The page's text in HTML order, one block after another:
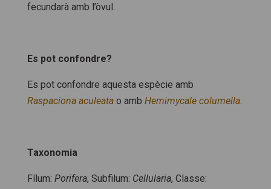
fecundarà amb l’òvul.
Es pot confondre?
Es pot confondre aquesta espècie amb
Raspaciona aculeatao amb Hemimycale columella.
Taxonomia
Fílum: Porifera, Subfilum: Cellularia, Classe: